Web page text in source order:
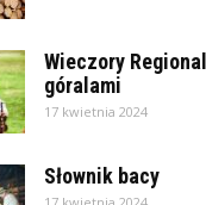
Wieczory
góralami
17 kwietnia 2024
Słownik bacy